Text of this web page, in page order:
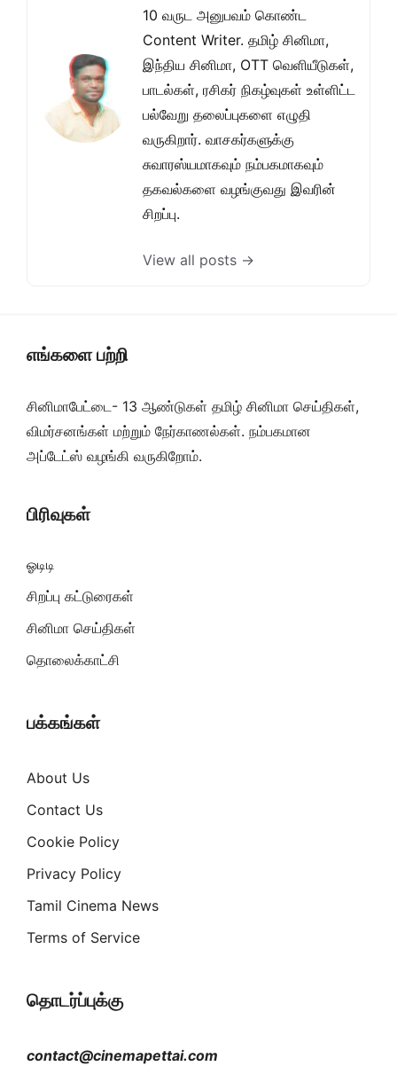
10 வருட அனுபவம் கொண்ட
Content Writer. தமிழ் சினிமா,
இந்திய சினிமா, OTT வெளியீடுகள்,
பாடல்கள், ரசிகர் நிகழ்வுகள் உள்ளிட்ட
பல்வேறு தலைப்புகளை எழுதி
வருகிறார். வாசகர்களுக்கு
சுவாரஸ்யமாகவும் நம்பகமாகவும்
தகவல்களை வழங்குவது இவரின்
சிறப்பு.
View all posts →
எங்களை பற்றி
சினிமாபேட்டை- 13 ஆண்டுகள் தமிழ் சினிமா செய்திகள்,
விமர்சனங்கள் மற்றும் நேர்காணல்கள். நம்பகமான
அப்டேட்ஸ் வழங்கி வருகிறோம்.
பிரிவுகள்
ஓடிடி
சிறப்பு கட்டுரைகள்
சினிமா செய்திகள்
தொலைக்காட்சி
பக்கங்கள்
About Us
Contact Us
Cookie Policy
Privacy Policy
Tamil Cinema News
Terms of Service
தொடர்ப்புக்கு
contact@cinemapettai.com